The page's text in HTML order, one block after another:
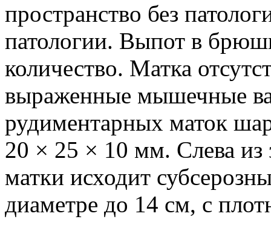
пространство без
патологии. Выпот в
количество. Матка
выраженные мышечные
рудиментарных маток
20 × 25 × 10 мм. Слева из
матки исходит
диаметре до 14 см, с